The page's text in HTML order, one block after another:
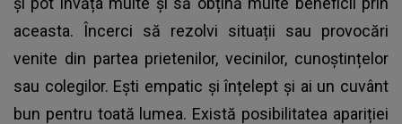
aceasta. Încerci să rezolvi situații sau provocări
venite din partea prietenilor, vecinilor, cunoștințelor
sau colegilor. Ești empatic și înțelept și ai un cuvânt
bun pentru toată lumea. Există posibilitatea apariției